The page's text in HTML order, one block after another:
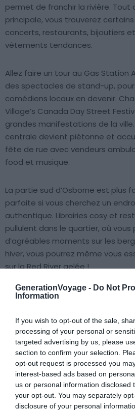
GenerationVoyage - Do Not
Information
If you wish to opt-out of the sale,
processing of your personal or
targeted advertising by us, please
section to confirm your selection.
opt-out request is processed you
interest-based ads based on
us or personal information disclosed
your opt-out. You may separately
disclosure of your personal
permet de franchir la rivière. Tout
principale, vous trouverez
concerts, restaurants, bijoutiers
vêtements tendances.
Allez faire un tour au Gas Station
des spectacles de stand-up,
comédiens locaux en devenir.
Village’s Canada Day Street
grandes manifestations de la
centrale devient piétonne et
fête de rue avec vendeurs
food et musique.
La partie sud d’Osborne est plus
parfaite si vous cherchez un
authentique. Librairies cosy et
pullulent dans le quartier, où vous
d’agréables moments sur les
hiver, vous pourrez même vous
sur la Red River gelée !
Trouver un Airbnb à
5. St Vital